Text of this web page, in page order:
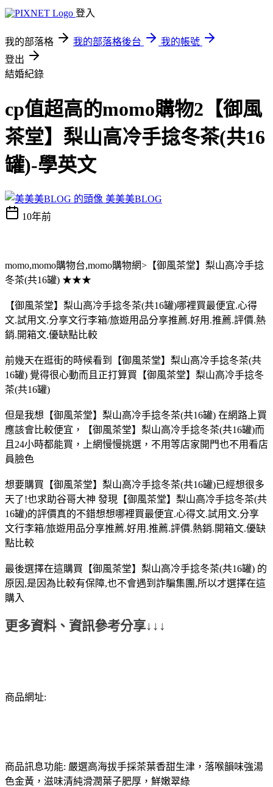
登入
我的部落格 我的部落格後台
我的帳號
登出
結婚紀錄
cp值超高的momo購物2【御風
茶堂】梨山高冷手捻冬茶(共16
罐)-學英文
美美美BLOG
10年前
momo,momo購物台,momo購物網>【御風茶堂】梨山高冷手捻
冬茶(共16罐) ★★★
【御風茶堂】梨山高冷手捻冬茶(共16罐)哪裡買最便宜.心得
文.試用文.分享文行李箱/旅遊用品分享推薦.好用.推薦.評價.熱
銷.開箱文.優缺點比較
前幾天在逛街的時候看到【御風茶堂】梨山高冷手捻冬茶(共
16罐) 覺得很心動而且正打算買【御風茶堂】梨山高冷手捻冬
茶(共16罐)
但是我想【御風茶堂】梨山高冷手捻冬茶(共16罐) 在網路上買
應該會比較便宜，【御風茶堂】梨山高冷手捻冬茶(共16罐)而
且24小時都能買，上網慢慢挑選，不用等店家開門也不用看店
員臉色
想要購買【御風茶堂】梨山高冷手捻冬茶(共16罐)已經想很多
天了!也求助谷哥大神 發現【御風茶堂】梨山高冷手捻冬茶(共
16罐)的評價真的不錯想想哪裡買最便宜.心得文.試用文.分享
文行李箱/旅遊用品分享推薦.好用.推薦.評價.熱銷.開箱文.優缺
點比較
最後選擇在這購買【御風茶堂】梨山高冷手捻冬茶(共16罐) 的
原因,是因為比較有保障,也不會遇到詐騙集團,所以才選擇在這
購入
更多資料、資訊參考分享↓↓↓
商品網址:
商品訊息功能: 嚴選高海拔手採茶葉香甜生津，落喉韻味強湯
色金黃，滋味清純滑潤葉子肥厚，鮮嫩翠綠